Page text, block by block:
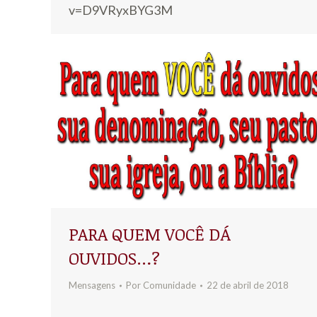
v=D9VRyxBYG3M
PARA QUEM VOCÊ DÁ
OUVIDOS…?
Mensagens Por Comunidade 22 de abril de 2018